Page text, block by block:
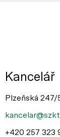
Kancelář
Plzeňská 247/
+420 257 323